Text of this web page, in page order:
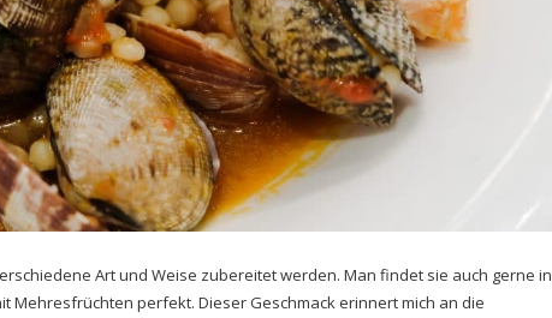
Art und Weise zubereitet werden. Man findet sie auch gerne in
Mehresfrüchten perfekt. Dieser Geschmack erinnert mich an die